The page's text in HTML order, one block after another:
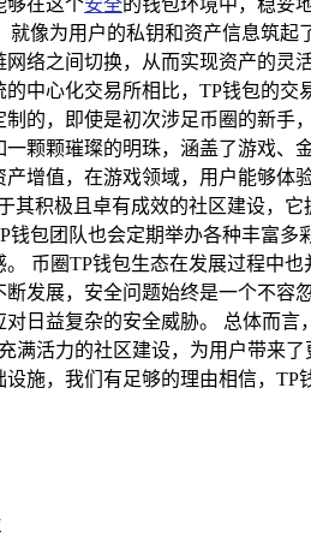
像为用户的私钥和资产信息筑
络之间切换，从而实现资产的
中心化交易所相比，TP钱包的
的，即使是初次涉足币圈的新
颗颗璀璨的明珠，涵盖了游戏
增值，在游戏领域，用户能够
其积极且卓有成效的社区建设，
包团队也会定期举办各种丰富
币圈TP钱包生态在发展过程中
发展，安全问题始终是一个不
日益复杂的安全威胁。 总体而
满活力的社区建设，为用户带来
施，我们有足够的理由相信，TP